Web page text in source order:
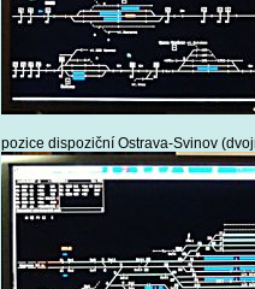
pozice dispoziční Ostrava-Svinov